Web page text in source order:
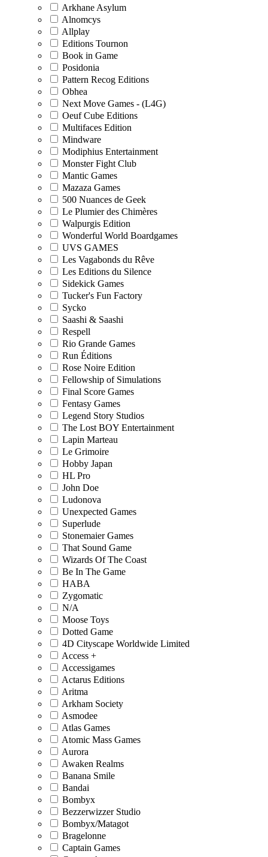
Arkhane Asylum
Alnomcys
Allplay
Editions Tournon
Book in Game
Posidonia
Pattern Recog Editions
Obhea
Next Move Games - (L4G)
Oeuf Cube Editions
Multifaces Edition
Mindware
Modiphius Entertainment
Monster Fight Club
Mantic Games
Mazaza Games
500 Nuances de Geek
Le Plumier des Chimères
Walpurgis Edition
Wonderful World Boardgames
UVS GAMES
Les Vagabonds du Rêve
Les Editions du Silence
Sidekick Games
Tucker's Fun Factory
Sycko
Saashi & Saashi
Respell
Rio Grande Games
Run Éditions
Rose Noire Edition
Fellowship of Simulations
Final Score Games
Fentasy Games
Legend Story Studios
The Lost BOY Entertainment
Lapin Marteau
Le Grimoire
Hobby Japan
HL Pro
John Doe
Ludonova
Unexpected Games
Superlude
Stonemaier Games
That Sound Game
Wizards Of The Coast
Be In The Game
HABA
Zygomatic
N/A
Moose Toys
Dotted Game
4D Cityscape Worldwide Limited
Access +
Accessigames
Actarus Editions
Aritma
Arkham Society
Asmodee
Atlas Games
Atomic Mass Games
Aurora
Awaken Realms
Banana Smile
Bandai
Bombyx
Bezzerwizzer Studio
Bombyx/Matagot
Bragelonne
Captain Games